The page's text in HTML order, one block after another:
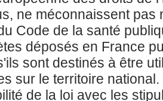
ne méconnaissent pas
Code de la santé
déposés en France
sont destinés à être
sur le territoire
de la loi avec les